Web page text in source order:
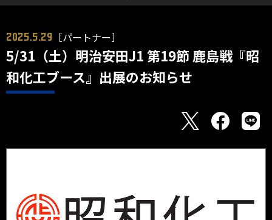
2025.5.29 ［パートナー］
5/31（土）明治安田J1 第19節 鹿島戦『昭
和化工ブース』出展のお知らせ